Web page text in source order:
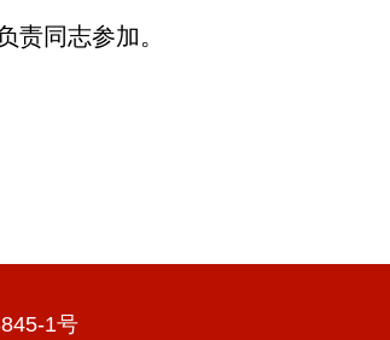
责同志参加。
1号